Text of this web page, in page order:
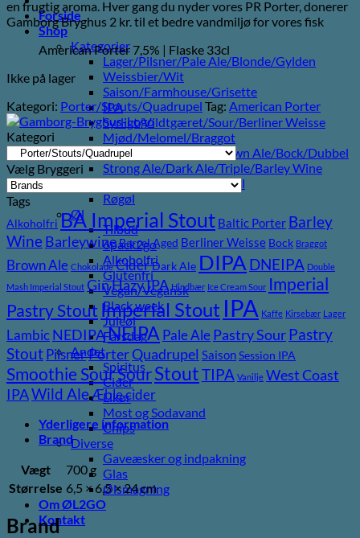
Forside
Shop
Kategorier
Lager/Pilsner/Pale Ale/Blonde/Gylden
Weissbier/Wit
Saison/Farmhouse/Grisette
IPA
Syrligt/Vildtgæret/Sour/Berliner Weisse
Mjød/Melomel/Braggot
Red Ale/Amber Ale/Brown Ale/Bock/Dubbel
Strong Ale/Dark Ale/Triple/Barley Wine
Porter/Stouts/Quadrupel
Røgøl
Øl
Tilbud
6pack2go
Alkoholfri
Glutenfri
Vegan/Vegansk
Black week
Juleøl
Farsdag
Andet
Spiritus
Cider
Likør
Most og Sodavand
Chips
Diverse
Gaveæsker og indpakning
Glas
Ølsmagning
Om ØL2GO
Kontakt
en frugtig aroma. Hver gang du nyder vores PR Porter, donerer
Gamborg Bryghus 2 kr. til et bedre vandmiljø for vores fisk
American Porter 7,5% | Flaske 33cl
Ikke på lager
Kategori: Porter/Stouts/Quadrupel Tag: American Porter
Kategori
Vælg Bryggeri
Tags
Alkoholfri BA Imperial Stout Baltic Porter Barley
Wine BarleywineBarrel Aged Berliner Weisse Bock Braggot
Brown Ale Chokolade CiderDark Ale DIPA DNEIPA Double
Mash Imperial Stout GinHazy IPA Hindbær Ice Cream Sour Imperial
Pastry Stout Imperial Stout IPA Kaffe Kirsebær Lager
Lambic NEDIPANEIPA Pale Ale Pastry Sour Pastry
Stout PilsnerPorterQuadrupel SaisonSession IPA
Smoothie SourSourStoutTIPA Vanilje West Coast
IPAWild Ale Æble cider
Yderligere information
Brand
Vægt
700 g
Størrelse 6,5 × 6,5 × 24 cm
Brand